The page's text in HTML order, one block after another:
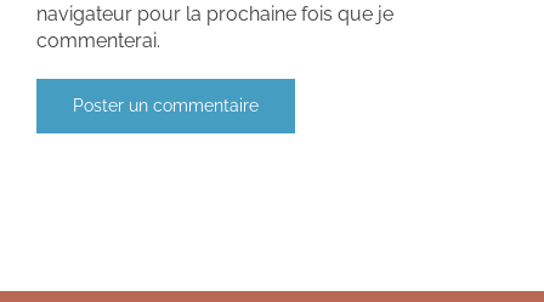
navigateur pour la prochaine fois que je
commenterai.